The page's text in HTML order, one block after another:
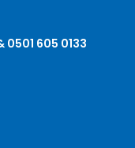
0501 605 0133